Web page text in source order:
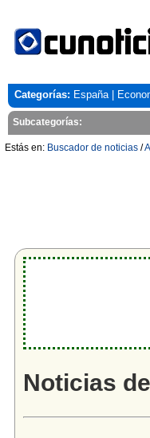
Categorías: España|
Subcategorías:
Estás en: Buscador de noticias /
Noticias